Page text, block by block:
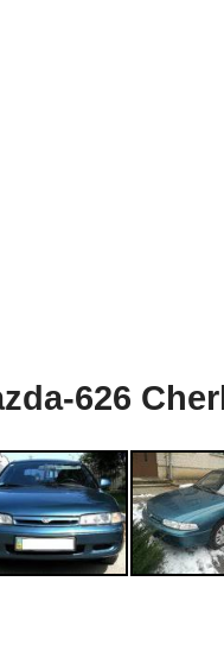
626